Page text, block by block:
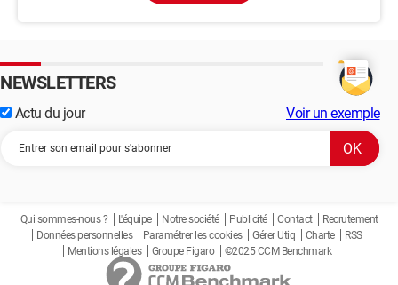
NEWSLETTERS
Actu du jour Voir un exemple
Qui sommes-nous ? L'équipe Notre société Publicité Contact
Recrutement
Données personnelles
Paramétrer les cookies Gérer Utiq Charte
RSS
Mentions légales
Groupe Figaro ©2025 CCM Benchmark